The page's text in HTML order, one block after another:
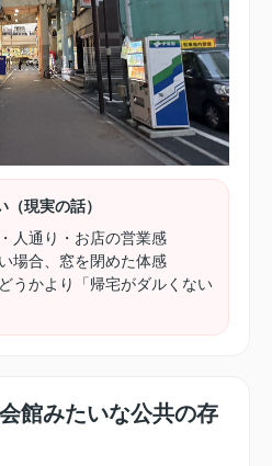
現実の話）
人通り・お店の営業感
場合、窓を閉めた体感
うかより「帰宅がダルくない
館みたいな公共の存